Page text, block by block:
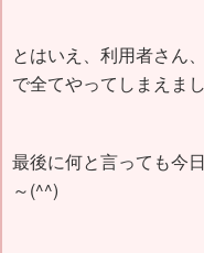
とはいえ、利用者さん
で全てやってしまえまし
最後に何と言っても今
～(^^)